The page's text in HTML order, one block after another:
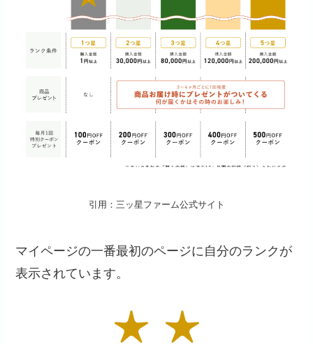
引用：三ッ星ファーム公式サイト
マイページの一番最初のページに自分のランクが
表示されています。